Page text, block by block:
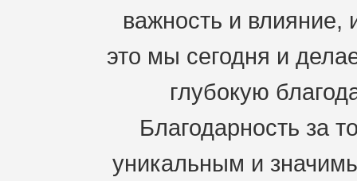
важность и влияние,
это мы сегодня и
глубокую
Благодарность за
уникальным и